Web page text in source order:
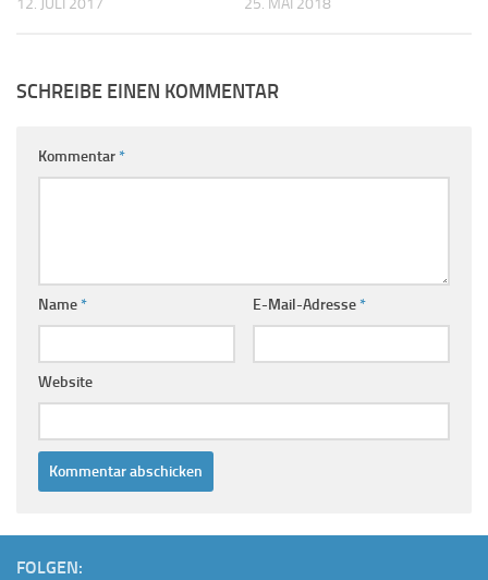
12. JULI 2017 25. MAI 2018
SCHREIBE EINEN KOMMENTAR
Kommentar*
Name* E-Mail-Adresse*
Website
FOLGEN: